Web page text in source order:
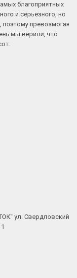
благоприятных
и серьезного, но
поэтому превозмогая
мы верили, что
ул. Свердловский